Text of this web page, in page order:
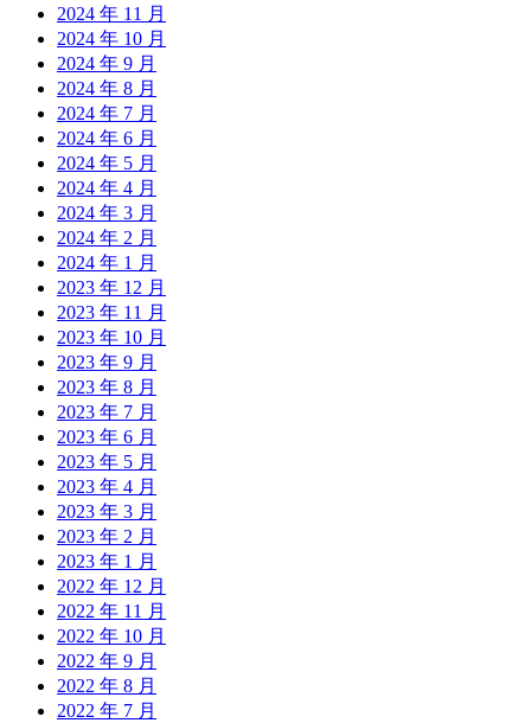
2024 年 11 月
2024 年 10 月
2024 年 9 月
2024 年 8 月
2024 年 7 月
2024 年 6 月
2024 年 5 月
2024 年 4 月
2024 年 3 月
2024 年 2 月
2024 年 1 月
2023 年 12 月
2023 年 11 月
2023 年 10 月
2023 年 9 月
2023 年 8 月
2023 年 7 月
2023 年 6 月
2023 年 5 月
2023 年 4 月
2023 年 3 月
2023 年 2 月
2023 年 1 月
2022 年 12 月
2022 年 11 月
2022 年 10 月
2022 年 9 月
2022 年 8 月
2022 年 7 月